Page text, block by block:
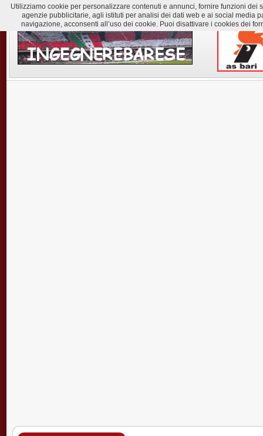
Utilizziamo cookie per personalizzare contenuti e annunci, fornire funzioni
agenzie pubblicitarie, agli istituti per analisi dei dati web e ai social media
navigazione, acconsenti all’uso dei cookie. Puoi disattivare i cookies dei